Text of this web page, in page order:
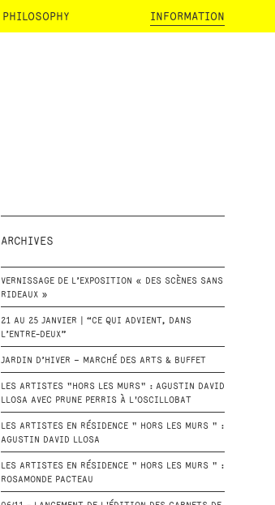
PHILOSOPHY INFORMATION
ARCHIVES
VERNISSAGE DE L’EXPOSITION « DES SCÈNES SANS
RIDEAUX »
21 AU 25 JANVIER | “CE QUI ADVIENT, DANS
L’ENTRE-DEUX”
JARDIN D’HIVER – MARCHÉ DES ARTS & BUFFET
LES ARTISTES "HORS LES MURS" : AGUSTIN DAVID
LLOSA AVEC PRUNE PERRIS À L'OSCILLOBAT
LES ARTISTES EN RÉSIDENCE " HORS LES MURS " :
AGUSTIN DAVID LLOSA
LES ARTISTES EN RÉSIDENCE " HORS LES MURS " :
ROSAMONDE PACTEAU